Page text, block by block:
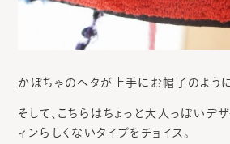
かぼちゃのヘタが上手にお帽子のように
そして、こちらはちょっと大人っぽいデ
ィンらしくないタイプをチョイス。